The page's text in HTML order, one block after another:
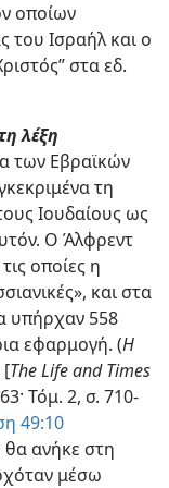
οποίων
του Ισραήλ και ο
στα εδ.
λέξη
των Εβραϊκών
τη
Ιουδαίους ως
Ο Άλφρεντ
οποίες η
και στα
υπήρχαν 558
εφαρμογή. (Η
[The Life and Times
Τόμ. 2, σ. 710-
49:10
θα ανήκε στη
μέσω